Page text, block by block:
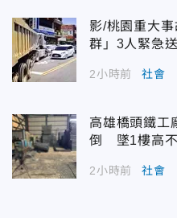
影/桃園重大
群」3人緊急
2小時前 社會
高雄橋頭鐵工
倒 墜1樓高
2小時前 社會